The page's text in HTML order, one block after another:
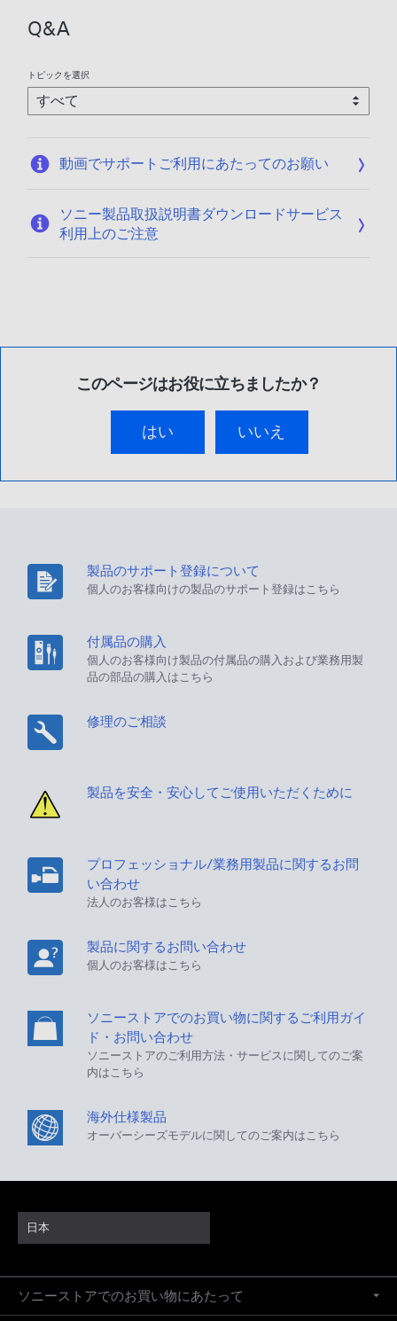
Q&A
トピックを選択
動画でサポートご利用にあたってのお願い
ソニー製品取扱説明書ダウンロードサービス
利用上のご注意
このページはお役に立ちましたか？
はい いいえ
製品のサポート登録について
個人のお客様向けの製品のサポート登録はこちら
付属品の購入
個人のお客様向け製品の付属品の購入および業務用製
品の部品の購入はこちら
修理のご相談
製品を安全・安心してご使用いただくために
プロフェッショナル/業務用製品に関するお問
い合わせ
法人のお客様はこちら
製品に関するお問い合わせ
個人のお客様はこちら
ソニーストアでのお買い物に関するご利用ガイ
ド・お問い合わせ
ソニーストアのご利用方法・サービスに関してのご案
内はこちら
海外仕様製品
オーバーシーズモデルに関してのご案内はこちら
日本
ソニーストアでのお買い物にあたって